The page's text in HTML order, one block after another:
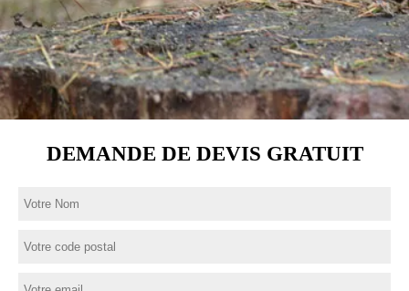
DEMANDE DE DEVIS GRATUIT